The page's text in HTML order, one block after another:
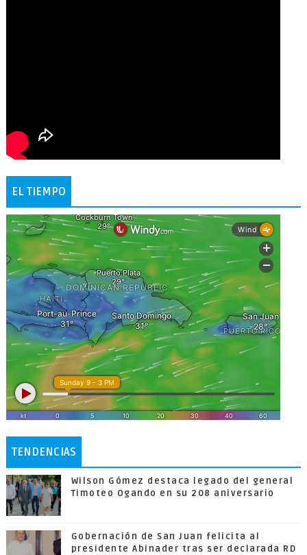
EL TIEMPO
TENDENCIAS
Wilson Gómez destaca legado del general
Timoteo Ogando en su 208 aniversario
Gobernación de San Juan felicita al
presidente Abinader tras ser declarada RD